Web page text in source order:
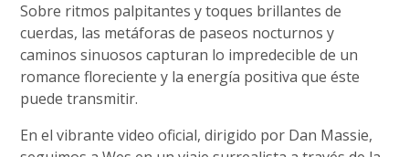
Sobre ritmos palpitantes y toques brillantes de
cuerdas, las metáforas de paseos nocturnos y
caminos sinuosos capturan lo impredecible de un
romance floreciente y la energía positiva que éste
puede transmitir.
En el vibrante video oficial, dirigido por Dan Massie,